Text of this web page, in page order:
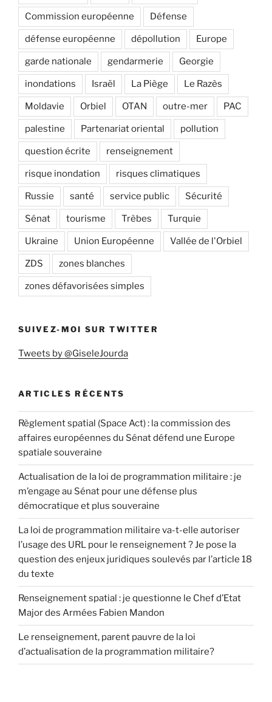
Commission européenne Défense
défense européenne dépollution Europe
garde nationale gendarmerie Georgie
inondations Israël La Piège Le Razès
Moldavie Orbiel OTAN outre-mer PAC
palestine Partenariat oriental pollution
question écrite renseignement
risque inondation risques climatiques
Russie santé service public Sécurité
Sénat tourisme Trèbes Turquie
Ukraine Union Européenne Vallée de l'Orbiel
ZDS zones blanches
zones défavorisées simples
SUIVEZ-MOI SUR TWITTER
Tweets by @GiseleJourda
ARTICLES RÉCENTS
Règlement spatial (Space Act) : la commission des
affaires européennes du Sénat défend une Europe
spatiale souveraine
Actualisation de la loi de programmation militaire : je
m’engage au Sénat pour une défense plus
démocratique et plus souveraine
La loi de programmation militaire va-t-elle autoriser
l’usage des URL pour le renseignement ? Je pose la
question des enjeux juridiques soulevés par l’article 18
du texte
Renseignement spatial : je questionne le Chef d’Etat
Major des Armées Fabien Mandon
Le renseignement, parent pauvre de la loi
d’actualisation de la programmation militaire?